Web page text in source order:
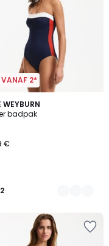
2*
WEYBURN
badpak
€